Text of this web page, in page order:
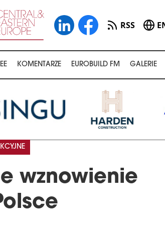
RSS
KOMENTARZE EUROBUILD FM GALERIE
wznowienie